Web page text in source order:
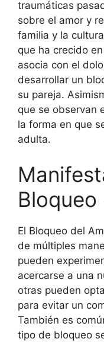
traumáticas
sobre el amor y
familia y la
que ha crecido
asocia con el
desarrollar un
su pareja.
que se observan
la forma en que
adulta.
El Bloqueo del
de múltiples
pueden
acercarse a una
otras pueden
para evitar un
También es
tipo de bloqueo